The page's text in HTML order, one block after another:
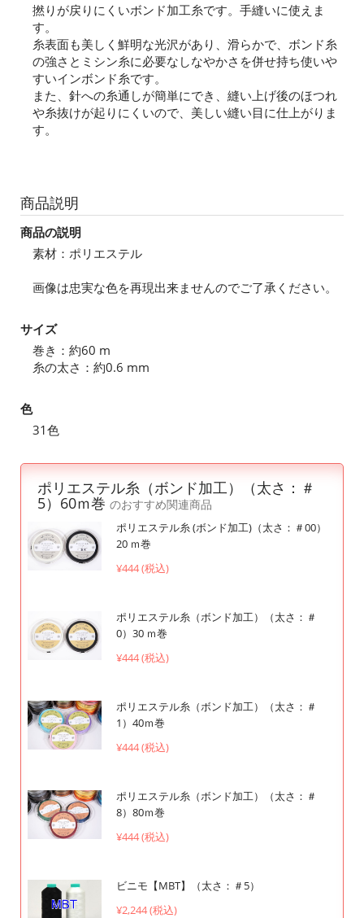
撚りが戻りにくいボンド加工糸です。手縫いに使えま
す。
糸表面も美しく鮮明な光沢があり、滑らかで、ボンド糸
の強さとミシン糸に必要なしなやかさを併せ持ち使いや
すいインボンド糸です。
また、針への糸通しが簡単にでき、縫い上げ後のほつれ
や糸抜けが起りにくいので、美しい縫い目に仕上がりま
す。
商品説明
商品の説明
素材：ポリエステル
画像は忠実な色を再現出来ませんのでご了承ください。
サイズ
巻き：約60 m
糸の太さ：約0.6 mm
色
31色
ポリエステル糸（ボンド加工）（太さ：＃
5）60ｍ巻 のおすすめ関連商品
ポリエステル糸 (ボンド加工)（太さ：＃00）
20 ｍ巻
¥444 (税込)
ポリエステル糸（ボンド加工）（太さ：＃
0）30 ｍ巻
¥444 (税込)
ポリエステル糸（ボンド加工）（太さ：＃
1）40ｍ巻
¥444 (税込)
ポリエステル糸（ボンド加工）（太さ：＃
8）80ｍ巻
¥444 (税込)
ビニモ【MBT】（太さ：＃5）
¥2,244 (税込)